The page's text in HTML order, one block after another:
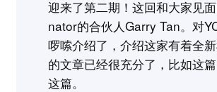
迎来了第二期！这回和大家见
nator的合伙人Garry Tan。对
啰嗦介绍了，介绍这家有着全
的文章已经很充分了，比如这
这篇。